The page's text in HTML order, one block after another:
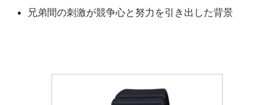
兄弟間の刺激が競争心と努力を引き出した背景